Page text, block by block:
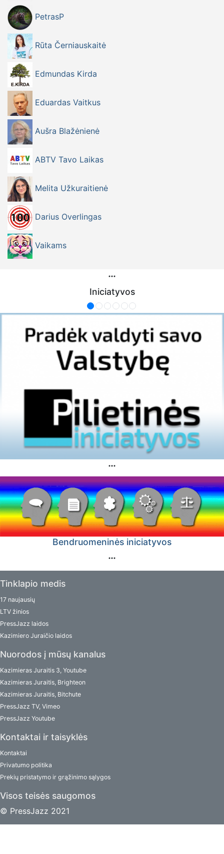
PetrasP
Rūta Černiauskaitė
Edmundas Kirda
Eduardas Vaitkus
Aušra Blažėnienė
ABTV Tavo Laikas
Melita Užkuraitienė
Darius Overlingas
Vaikams
Iniciatyvos
Bendruomeninės iniciatyvos
Tinklapio medis
17 naujausių
LTV žinios
PressJazz laidos
Kazimiero Juraičio laidos
Nuorodos į mūsų kanalus
Kazimieras Juraitis 3, Youtube
Kazimieras Juraitis, Brighteon
Kazimieras Juraitis, Bitchute
PressJazz TV, Vimeo
PressJazz Youtube
Kontaktai ir taisyklės
Kontaktai
Privatumo politika
Prekių pristatymo ir grąžinimo sąlygos
Visos teisės saugomos
© PressJazz 2021